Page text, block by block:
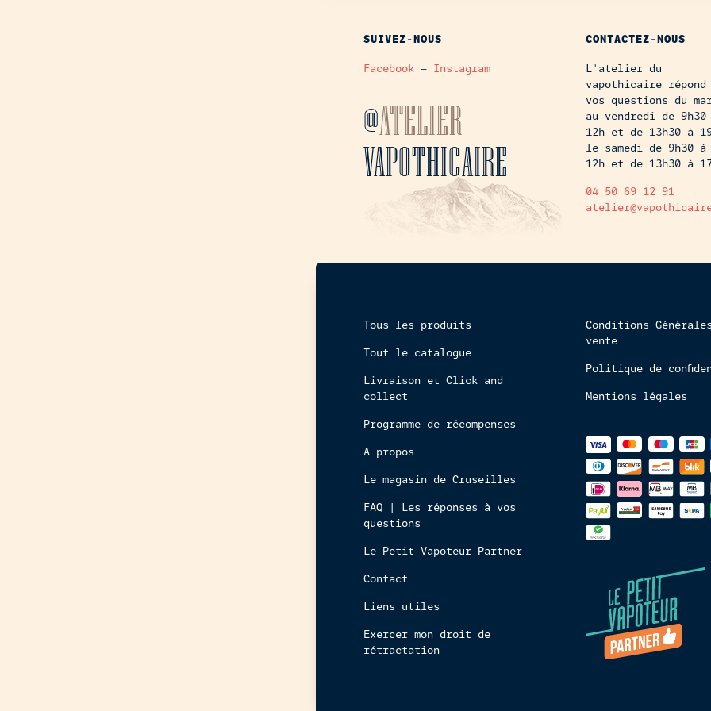
SUIVEZ-NOUS
Facebook– Instagram
@ATELIER
VAPOTHICAIRE
CONTACTEZ-NOUS
L'atelier du
vapothicaire répond
vos questions du
au vendredi de 9h30
12h et de 13h30 à
le samedi de 9h30 à
12h et de 13h30 à
04 50 69 12 91
Tous les produits
Tout le catalogue
Livraison et Click and
collect
Programme de récompenses
A propos
Le magasin de Cruseilles
FAQ | Les réponses à vos
questions
Le Petit Vapoteur Partner
Contact
Liens utiles
Exercer mon droit de
rétractation
Conditions
vente
Politique de
Mentions légales
Méthodes
de
paiements